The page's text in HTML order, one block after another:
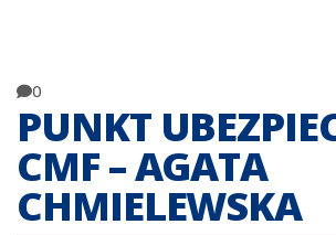
0
PUNKT
CMF – AGATA
CHMIELEWSKA